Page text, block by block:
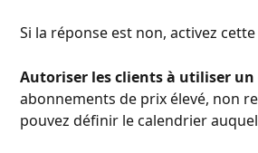
Si la réponse est non, activez
Autoriser les clients à utiliser
abonnements de prix élevé, non
pouvez définir le calendrier